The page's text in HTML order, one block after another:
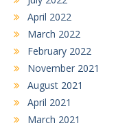
April 2022
March 2022
February 2022
November 2021
August 2021
April 2021
March 2021